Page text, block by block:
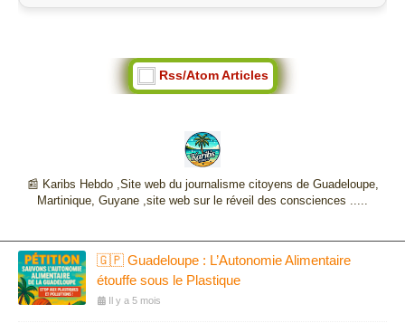
Rss/Atom Articles
📰 Karibs Hebdo ,Site web du journalisme citoyens de Guadeloupe,
Martinique, Guyane ,site web sur le réveil des consciences .....
🇬🇵 Guadeloupe : L’Autonomie Alimentaire
étouffe sous le Plastique
Il y a 5 mois